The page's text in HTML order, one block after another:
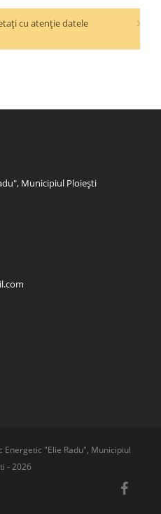
×
cu atenție datele
Municipiul Ploiești
"Elie Radu", Municipiul
- 2026